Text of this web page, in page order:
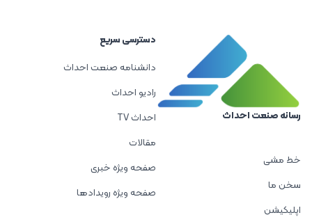
رسانه صنعت احداث
خط مشی
سخن ما
اپلیکیشن
دسترسی سریع
دانشنامه صنعت احداث
رادیو احداث
احداث TV
مقالات
صفحه ویژه خبری
صفحه ویژه رویدادها